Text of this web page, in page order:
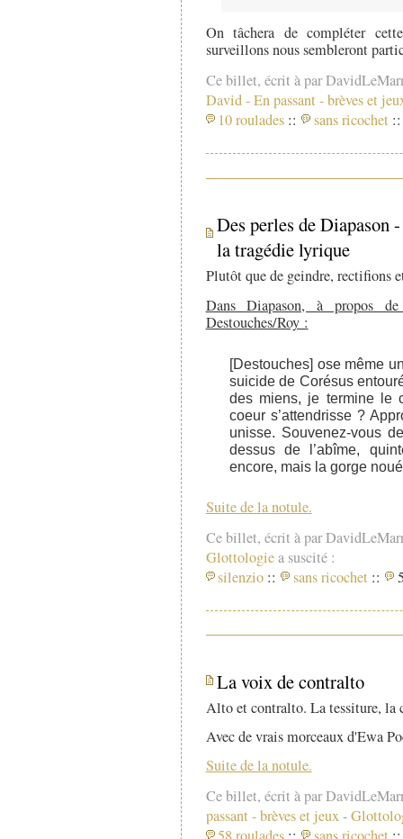
On tâchera de compléter
surveillons nous sembleront
Ce billet, écrit à par
David-En passant - brèves et
10 roulades :: sans ricochet ::
Des perles de Diapason
la tragédie lyrique
Plutôt que de geindre, rectifions
Dans Diapason, à propos
Destouches/Roy :
[Destouches] ose même
suicide de Corésus
des miens, je termine le
coeur s’attendrisse ?
unisse. Souvenez-vous
dessus de l’abîme,
encore, mais la gorge
Suite de la notule.
Ce billet, écrit à par
Glottologiea suscité :
silenzio :: sans ricochet ::
La voix de contralto
Alto et contralto. La tessiture, la
Avec de vrais morceaux d'Ewa
Suite de la notule.
Ce billet, écrit à par
passant - brèves et jeux-